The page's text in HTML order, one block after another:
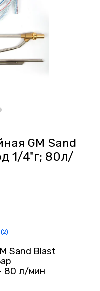
GM Sand
1/4"г; 80л/
Sand Blast
80 л/мин